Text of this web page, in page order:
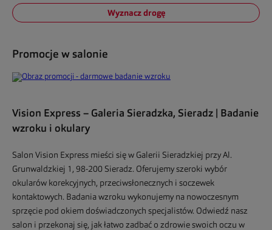
Wyznacz drogę
Promocje w salonie
Vision Express – Galeria Sieradzka, Sieradz | Badanie
wzroku i okulary
Salon Vision Express mieści się w Galerii Sieradzkiej przy Al.
Grunwaldzkiej 1, 98-200 Sieradz. Oferujemy szeroki wybór
okularów korekcyjnych, przeciwsłonecznych i soczewek
kontaktowych. Badania wzroku wykonujemy na nowoczesnym
sprzęcie pod okiem doświadczonych specjalistów. Odwiedź nasz
salon i przekonaj się, jak łatwo zadbać o zdrowie swoich oczu w